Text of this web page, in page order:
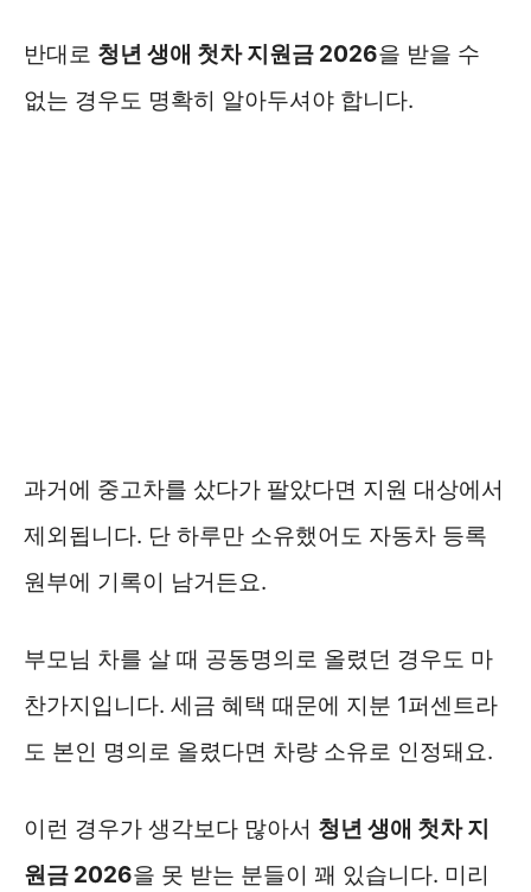
반대로 청년 생애 첫차 지원금 2026을 받을 수
없는 경우도 명확히 알아두셔야 합니다.
과거에 중고차를 샀다가 팔았다면 지원 대상에서
제외됩니다. 단 하루만 소유했어도 자동차 등록
원부에 기록이 남거든요.
부모님 차를 살 때 공동명의로 올렸던 경우도 마
찬가지입니다. 세금 혜택 때문에 지분 1퍼센트라
도 본인 명의로 올렸다면 차량 소유로 인정돼요.
이런 경우가 생각보다 많아서 청년 생애 첫차 지
원금 2026을 못 받는 분들이 꽤 있습니다. 미리